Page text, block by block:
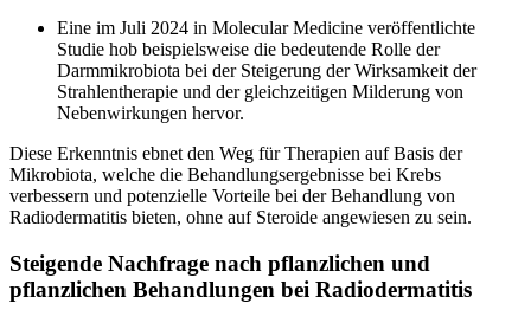
Eine im Juli 2024 in Molecular Medicine veröffentlichte
Studie hob beispielsweise die bedeutende Rolle der
Darmmikrobiota bei der Steigerung der Wirksamkeit der
Strahlentherapie und der gleichzeitigen Milderung von
Nebenwirkungen hervor.
Diese Erkenntnis ebnet den Weg für Therapien auf Basis der
Mikrobiota, welche die Behandlungsergebnisse bei Krebs
verbessern und potenzielle Vorteile bei der Behandlung von
Radiodermatitis bieten, ohne auf Steroide angewiesen zu sein.
Steigende Nachfrage nach pflanzlichen und
pflanzlichen Behandlungen bei Radiodermatitis